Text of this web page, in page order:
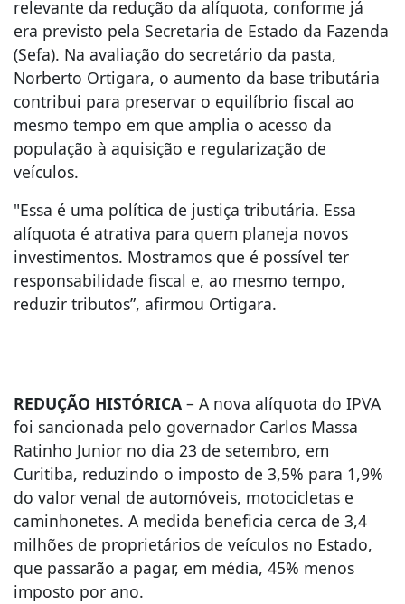
relevante da redução da alíquota, conforme já
era previsto pela Secretaria de Estado da Fazenda
(Sefa). Na avaliação do secretário da pasta,
Norberto Ortigara, o aumento da base tributária
contribui para preservar o equilíbrio fiscal ao
mesmo tempo em que amplia o acesso da
população à aquisição e regularização de
veículos.
"Essa é uma política de justiça tributária. Essa
alíquota é atrativa para quem planeja novos
investimentos. Mostramos que é possível ter
responsabilidade fiscal e, ao mesmo tempo,
reduzir tributos”, afirmou Ortigara.
REDUÇÃO HISTÓRICA – A nova alíquota do IPVA
foi sancionada pelo governador Carlos Massa
Ratinho Junior no dia 23 de setembro, em
Curitiba, reduzindo o imposto de 3,5% para 1,9%
do valor venal de automóveis, motocicletas e
caminhonetes. A medida beneficia cerca de 3,4
milhões de proprietários de veículos no Estado,
que passarão a pagar, em média, 45% menos
imposto por ano.